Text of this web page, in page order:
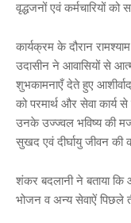
वृद्धजनों एवं कर्मचारियों
कार्यक्रम के दौरान
उदासीन ने आवासियों से
शुभकामनाएँ देते हुए
को परमार्थ और सेवा कार्य
उनके उज्ज्वल भविष्य की
सुखद एवं दीर्घायु जीवन की
शंकर बदलानी ने बताया कि
भोजन व अन्य सेवाऐं पिछले